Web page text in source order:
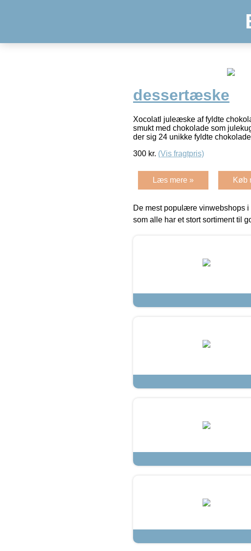
dessertæske
Xocolatl juleæske af fyldte
smukt med chokolade som
der sig 24 unikke fyldte
300 kr. (Vis fragtpris)
Læs mere » Køb
De mest populære vinwebshops
som alle har et stort sortiment til